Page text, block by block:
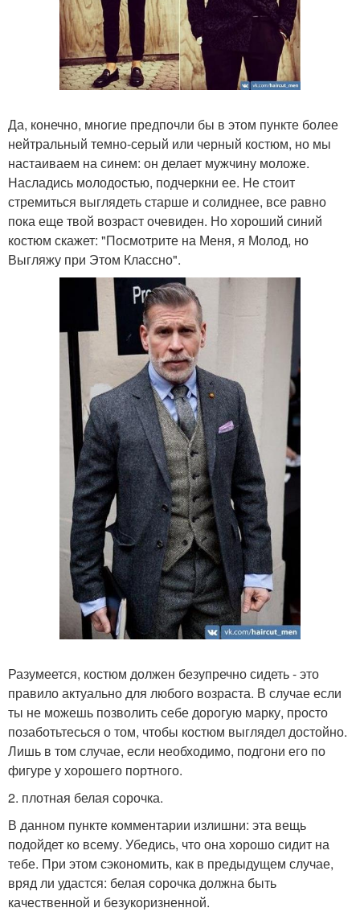
Да, конечно, многие предпочли бы в этом пункте более
нейтральный темно-серый или черный костюм, но мы
настаиваем на синем: он делает мужчину моложе.
Насладись молодостью, подчеркни ее. Не стоит
стремиться выглядеть старше и солиднее, все равно
пока еще твой возраст очевиден. Но хороший синий
костюм скажет: "Посмотрите на Меня, я Молод, но
Выгляжу при Этом Классно".
Разумеется, костюм должен безупречно сидеть - это
правило актуально для любого возраста. В случае если
ты не можешь позволить себе дорогую марку, просто
позаботьтесься о том, чтобы костюм выглядел достойно.
Лишь в том случае, если необходимо, подгони его по
фигуре у хорошего портного.
2. плотная белая сорочка.
В данном пункте комментарии излишни: эта вещь
подойдет ко всему. Убедись, что она хорошо сидит на
тебе. При этом сэкономить, как в предыдущем случае,
вряд ли удастся: белая сорочка должна быть
качественной и безукоризненной.